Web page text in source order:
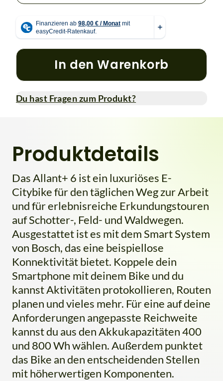
In den Warenkorb
Du hast Fragen zum Produkt?
Produktdetails
Das Allant+ 6 ist ein luxuriöses E-
Citybike für den täglichen Weg zur Arbeit
und für erlebnisreiche Erkundungstouren
auf Schotter-, Feld- und Waldwegen.
Ausgestattet ist es mit dem Smart System
von Bosch, das eine beispiellose
Konnektivität bietet. Koppele dein
Smartphone mit deinem Bike und du
kannst Aktivitäten protokollieren, Routen
planen und vieles mehr. Für eine auf deine
Anforderungen angepasste Reichweite
kannst du aus den Akkukapazitäten 400
und 800 Wh wählen. Außerdem punktet
das Bike an den entscheidenden Stellen
mit höherwertigen Komponenten.